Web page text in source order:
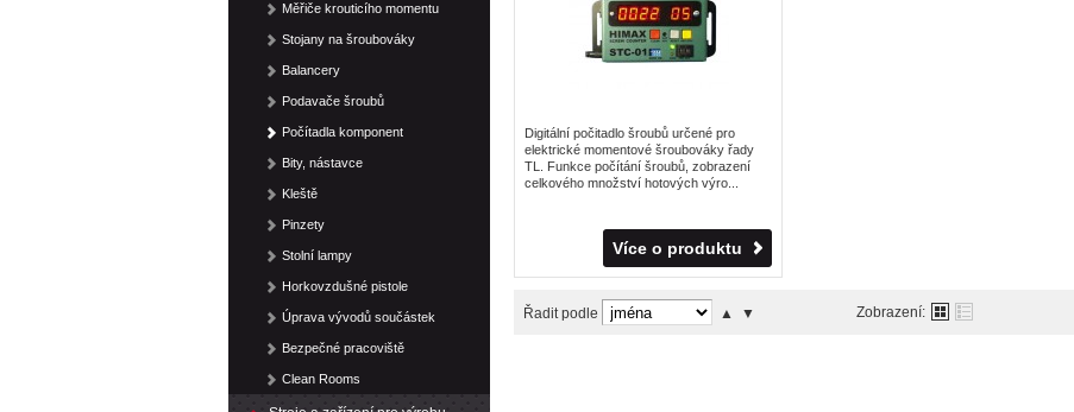
Digitální počitadlo šroubů určené pro
elektrické momentové šroubováky řady
TL. Funkce počítání šroubů, zobrazení
celkového množství hotových výro...
Více o produktu
Řadit podle ▲ ▼ Zobrazení:
Měřiče krouticího momentu
Stojany na šroubováky
Balancery
Podavače šroubů
Počítadla komponent
Bity, nástavce
Kleště
Pinzety
Stolní lampy
Horkovzdušné pistole
Úprava vývodů součástek
Bezpečné pracoviště
Clean Rooms